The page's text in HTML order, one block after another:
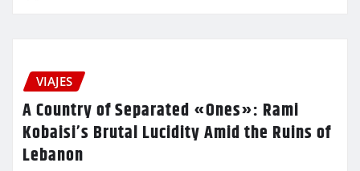
VIAJES
A Country of Separated «Ones»: Rami
Kobaisi’s Brutal Lucidity Amid the Ruins of
Lebanon